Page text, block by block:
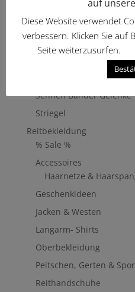
Pferdewäsche
Putzzeug & Zubehör
Bürsten &
Sehnen Bänder Gelenke
Striegel
Reitbekleidung
% Sale %
Accessoires
Haarnetze &
Geschenkideen
Jacken & Westen
Langarm- Shirts
Oberbekleidung
Peitschen, Gerten &
Reithandschuhe
auf
Diese Website verwendet
verbessern. Klicken Sie auf
Seite weiterzusurfen.